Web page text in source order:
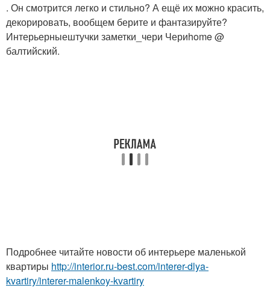
. Он смотрится легко и стильно? А ещё их можно красить,
декорировать, вообщем берите и фантазируйте?
Интерьерныештучки заметки_чери Чериhome @
балтийский.
Подробнее читайте новости об интерьере маленькой
квартиры http://interior.ru-best.com/interer-dlya-
kvartiry/interer-malenkoy-kvartiry